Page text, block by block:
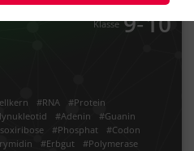
Klasse 9‐10
#RNA
#Protein
#Adenin
#Guanin
#Phosphat
#Codon
#Erbgut
#Polymerase